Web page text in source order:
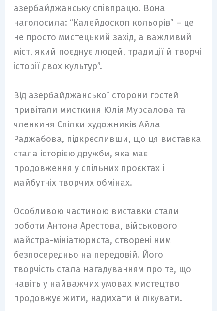
азербайджанську співпрацю. Вона
наголосила: “Калейдоскоп кольорів” – це
не просто мистецький захід, а важливий
міст, який поєднує людей, традиції й творчі
історії двох культур”.
Від азербайджанської сторони гостей
привітали мисткиня Юлія Мурсалова та
членкиня Спілки художників Айла
Раджабова, підкресливши, що ця виставка
стала історією дружби, яка має
продовження у спільних проєктах і
майбутніх творчих обмінах.
Особливою частиною виставки стали
роботи Антона Арестова, військового
майстра-мініатюриста, створені ним
безпосередньо на передовій. Його
творчість стала нагадуванням про те, що
навіть у найважчих умовах мистецтво
продовжує жити, надихати й лікувати.